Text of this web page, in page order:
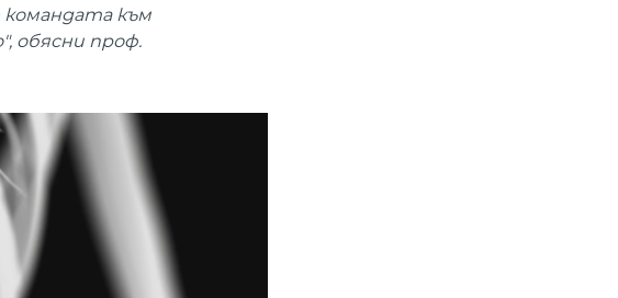
към
обясни проф.